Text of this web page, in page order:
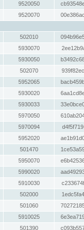
9520050
9520070
502010
5930070
5930050
502070
5952065
5930020
5930033
5970050
5970094
5952020
501470
5950070
5990020
5910030
502000
501060
5910025
501390